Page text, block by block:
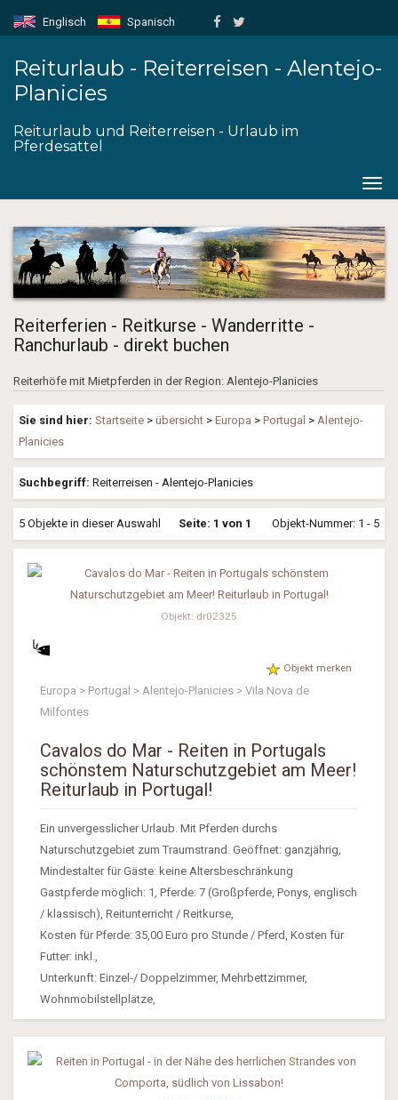
Englisch Spanisch
Reiturlaub - Reiterreisen - Alentejo-
Planicies
Reiturlaub und Reiterreisen - Urlaub im
Pferdesattel
Reiterferien - Reitkurse - Wanderritte -
Ranchurlaub - direkt buchen
Reiterhöfe mit Mietpferden in der Region: Alentejo-Planicies
Sie sind hier: Startseite > übersicht > Europa > Portugal > Alentejo-
Planicies
Suchbegriff: Reiterreisen - Alentejo-Planicies
5 Objekte in dieser Auswahl Seite: 1 von 1 Objekt-Nummer: 1 - 5
Objekt: dr02325
Objekt merken
Europa > Portugal > Alentejo-Planicies > Vila Nova de
Milfontes
Cavalos do Mar - Reiten in Portugals
schönstem Naturschutzgebiet am Meer!
Reiturlaub in Portugal!
Ein unvergesslicher Urlaub. Mit Pferden durchs
Naturschutzgebiet zum Traumstrand. Geöffnet: ganzjährig,
Mindestalter für Gäste: keine Altersbeschränkung
Gastpferde möglich: 1, Pferde: 7 (Großpferde, Ponys, englisch
/ klassisch), Reitunterricht / Reitkurse,
Kosten für Pferde: 35,00 Euro pro Stunde / Pferd, Kosten für
Futter: inkl.,
Unterkunft: Einzel-/ Doppelzimmer, Mehrbettzimmer,
Wohnmobilstellplätze,